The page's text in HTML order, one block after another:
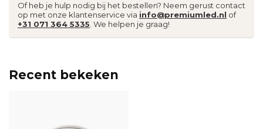
Of heb je hulp nodig bij het bestellen? Neem gerust contact
op met onze klantenservice via info@premiumled.nl of
+31 071 364 5335 . We helpen je graag!
Recent bekeken